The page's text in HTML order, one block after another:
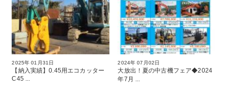
2025年 01月31日
【納入実績】0.45用エコカッター
C45 ...
2024年 07月02日
大放出！夏の中古機フェア◆2024
年7月 ...